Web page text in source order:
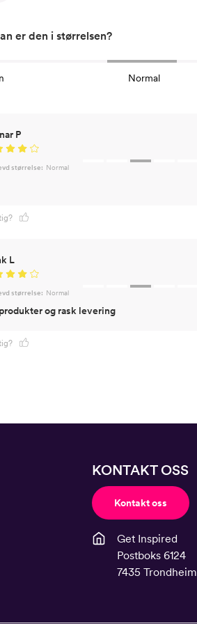
er den i størrelsen?
Normal
P
størrelse: Normal
L
størrelse: Normal
og rask levering
KONTAKT OSS
Kontakt oss
Get Inspired
Postboks 6124
7435 Trondheim